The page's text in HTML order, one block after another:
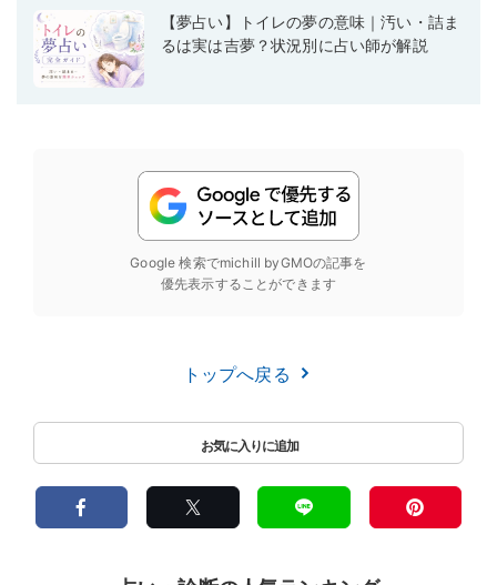
【夢占い】トイレの夢の意味｜汚い・詰ま
るは実は吉夢？状況別に占い師が解説
Google 検索でmichill byGMOの記事を
優先表示することができます
トップへ戻る